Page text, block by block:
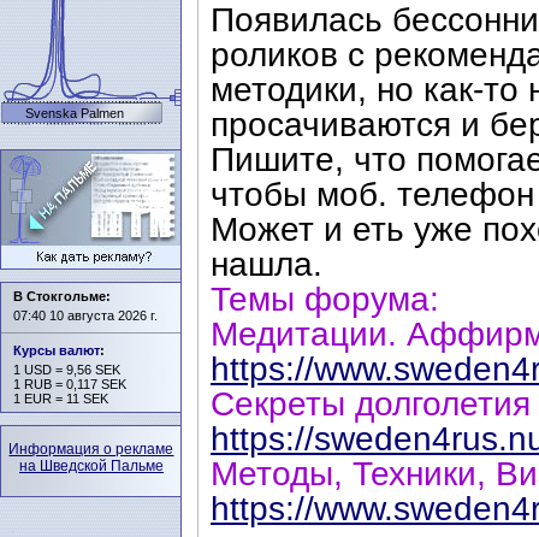
Появилась
роликов с
методики, но как-то
просачиваются и
Пишите, что
чтобы моб.
Может и еть уже
нашла.
Темы форума:
Медитации.
https://
Секреты долголетия
https://
Методы, Техники,
https://
Svenska Palmen
В Стокгольме:
07:40 10 августа 2026 г.
Курсы валют:
1 USD = 9,56 SEK
1 RUB = 0,117 SEK
1 EUR = 11 SEK
Информация о рекламе
на Шведской Пальме